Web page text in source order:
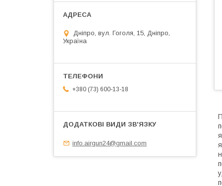
Дніпро, вул. Гоголя, 15, Дніпро,
Україна
+380 (73) 600-13-18
info.airgun24@gmail.com